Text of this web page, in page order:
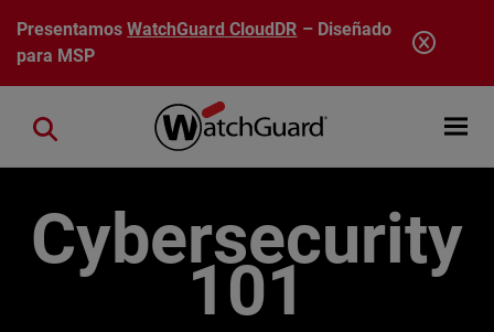
Pasar al contenido principal
PresentamosWatchGuard CloudDR – Diseñado
para MSP
Open
Close search
Cybersecurity
101